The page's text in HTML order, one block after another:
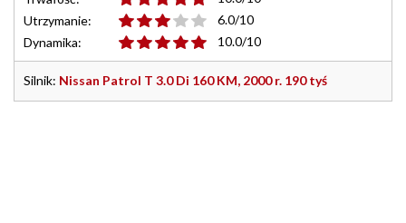
Utrzymanie:
6.0/10
Dynamika:
10.0/10
Silnik: Nissan Patrol T 3.0 Di 160 KM, 2000 r. 190 tyś